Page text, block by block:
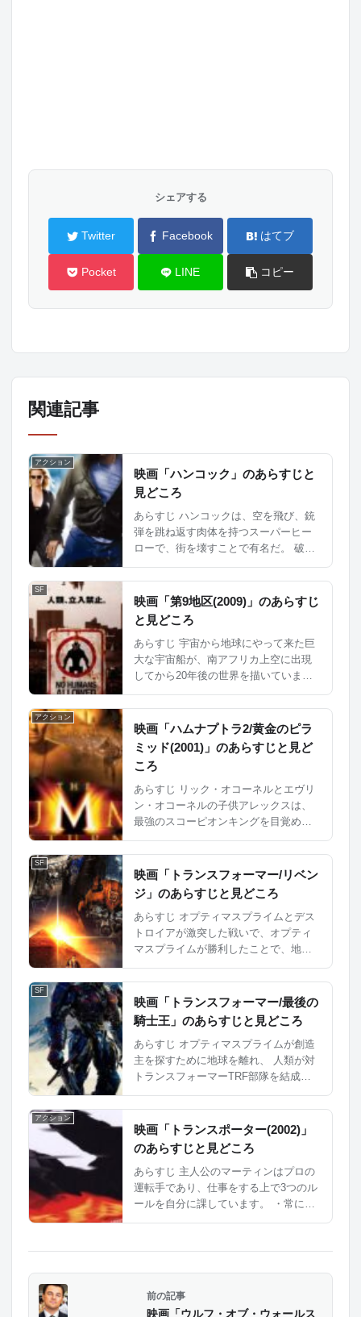
シェアする
Twitter Facebook はてブ
Pocket LINE コピー
関連記事
アクション
映画「ハンコック」のあらすじと
見どころ
あらすじ ハンコックは、空を飛び、銃
弾を跳ね返す肉体を持つスーパーヒー
ローで、街を壊すことで有名だ。 破天
けしているのもの 多くの人から反感を
買っている。 ハンコックは記憶喪失
で...
SF
映画「第9地区(2009)」のあらすじ
と見どころ
あらすじ 宇宙から地球にやって来た巨
大な宇宙船が、南アフリカ上空に出現
してから20年後の世界を描いていま
乗っていましたが、彼らは身寄りのな
い難民として、南アフリカ政府によっ
て第9地区という区域に隔離されて...
アクション
映画「ハムナプトラ2/黄金のピラ
ミッド(2001)」のあらすじと見ど
ころ
あらすじ リック・オコーネルとエヴリ
ン・オコーネルの子供アレックスは、
最強のスコーピオンキングを目覚めさ
くなってしまった。 そこに再び蘇った
イムホテップの部下によって、アレッ
クスが拐われてしまう。 ...
SF
映画「トランスフォーマー/リベン
ジ」のあらすじと見どころ
あらすじ オプティマスプライムとデス
トロイアが激突した戦いで、オプティ
マスプライムが勝利したことで、地球
だ生きており、彼は再び地球を支配し
ようとしている。 オプティマスプライ
ムは、地球を守る...
SF
映画「トランスフォーマー/最後の
騎士王」のあらすじと見どころ
あらすじ オプティマスプライムが創造
主を探すために地球を離れ、 人類が対
トランスフォーマーTRF部隊を結成。
新しいリーダーとなり、メガトロンの
帰還と対決する。 タリスマ...
アクション
映画「トランスポーター(2002)」
のあらすじと見どころ
あらすじ 主人公のマーティンはプロの
運転手であり、仕事をする上で3つのル
ールを自分に課しています。 ・常に契
なバッグを運ぶように頼ま...
映画「ウルフ・オブ・ウォールス